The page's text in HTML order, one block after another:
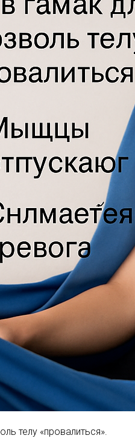
телу «провалиться».